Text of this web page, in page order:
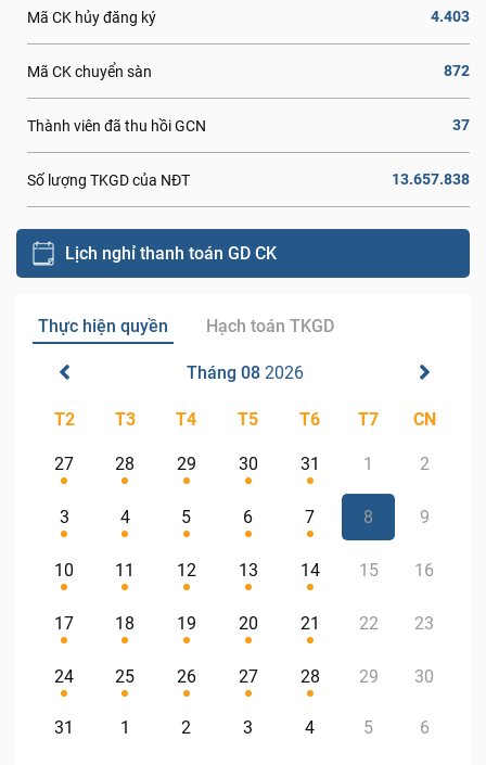
Mã CK hủy đăng ký 4.403
Mã CK chuyển sàn 872
Thành viên đã thu hồi GCN 37
Số lượng TKGD của NĐT 13.657.838
Lịch nghỉ thanh toán GD CK
Thực hiện quyền Hạch toán TKGD
Tháng 08 2026
T2 T3 T4 T5 T6 T7 CN
27 28 29 30 31 1 2
3 4 5 6 7 8 9
10 11 12 13 14 15 16
17 18 19 20 21 22 23
24 25 26 27 28 29 30
31 1 2 3 4 5 6